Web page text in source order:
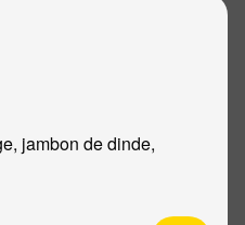
jambon de dinde,